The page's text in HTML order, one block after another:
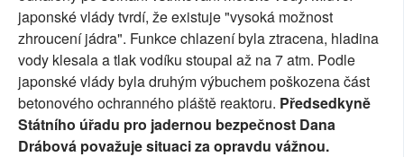
japonské vlády tvrdí, že existuje "vysoká možnost
zhroucení jádra". Funkce chlazení byla ztracena, hladina
vody klesala a tlak vodíku stoupal až na 7 atm. Podle
japonské vlády byla druhým výbuchem poškozena část
betonového ochranného pláště reaktoru. Předsedkyně
Státního úřadu pro jadernou bezpečnost Dana
Drábová považuje situaci za opravdu vážnou.